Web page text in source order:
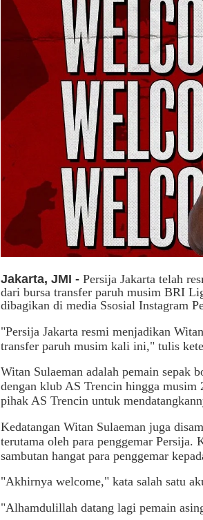
Jakarta, JMI - Persija Jakarta telah
dari bursa transfer paruh musim BRI
dibagikan di media Ssosial Instagram
"Persija Jakarta resmi menjadikan
transfer paruh musim kali ini," tulis
Witan Sulaeman adalah pemain sepak
dengan klub AS Trencin hingga musim
pihak AS Trencin untuk
Kedatangan Witan Sulaeman juga
terutama oleh para penggemar Persija.
sambutan hangat para penggemar
"Akhirnya welcome," kata salah satu
"Alhamdulillah datang lagi pemain